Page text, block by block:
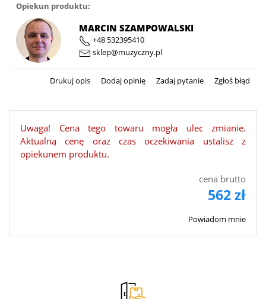
Opiekun produktu:
MARCIN SZAMPOWALSKI
+48 532395410
sklep@muzyczny.pl
Drukuj opis Dodaj opinię Zadaj pytanie Zgłoś błąd
Uwaga! Cena tego towaru mogła ulec zmianie.
Aktualną cenę oraz czas oczekiwania ustalisz z
opiekunem produktu.
cena brutto
562 zł
Powiadom mnie